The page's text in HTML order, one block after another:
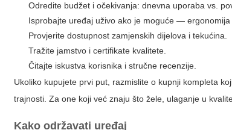
Odredite budžet i očekivanja: dnevna uporaba vs.
Isprobajte uređaj uživo ako je moguće — ergonomija
Provjerite dostupnost zamjenskih dijelova i tekućina.
Tražite jamstvo i certifikate kvalitete.
Čitajte iskustva korisnika i stručne recenzije.
Ukoliko kupujete prvi put, razmislite o kupnji kompleta
trajnosti. Za one koji već znaju što žele, ulaganje u
Kako održavati uređaj